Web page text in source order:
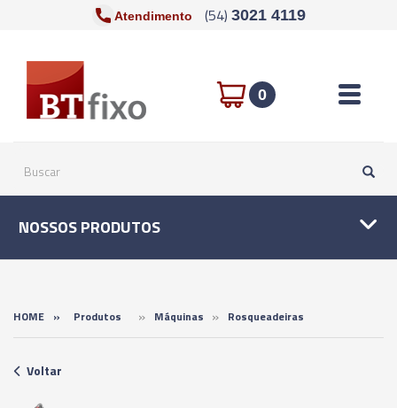
Atendimento (54) 3021 4119
0 Toggle
NOSSOS PRODUTOS
HOME » Produtos » Máquinas » Rosqueadeiras
Voltar